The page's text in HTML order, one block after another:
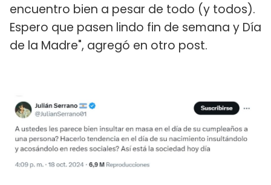
encuentro bien a pesar de todo (y todos).
Espero que pasen lindo fin de semana y Día
de la Madre", agregó en otro post.